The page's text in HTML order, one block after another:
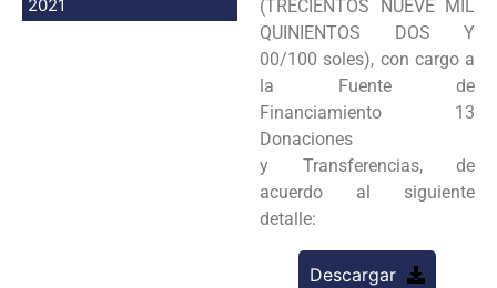
2021
(TRECIENTOS NUEVE MIL
QUINIENTOS DOS Y
00/100 soles), con cargo a
la Fuente de
Financiamiento 13
Donaciones
y Transferencias, de
acuerdo al siguiente
detalle:
Descargar